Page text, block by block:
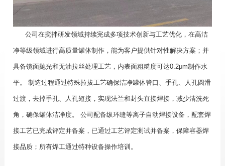
公司在搅拌研发领域持续完成多项技术创新与工艺优化，在高洁
净等级领域进行高质量罐体制作，能为客户提供针对性解决方案；并
具备镜面抛光和无油拉丝处理工艺，内表面粗糙度可达0.2μm制作水
平。 制造过程通过特殊拉拔工艺确保洁净罐体管口、手孔、人孔圆滑
过渡，去掉手孔、人孔短接，实现法兰和封头直接焊接，减少清洗死
角，确保罐体洁净度。 公司配备纵环缝等离子自动焊接设备，配套焊
接工艺已完成评定并备案，已通过工艺评定测试并备案，保障容器焊
接品质；所有焊工通过特种设备操作培训。